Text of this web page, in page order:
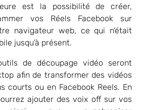
est la possibilité de créer,
vos Réels Facebook sur
navigateur web, ce qui n’était
jusqu’à présent.
de découpage vidéo seront
afin de transformer des vidéos
courts ou en Facebook Reels. En
ajouter des voix off sur vos